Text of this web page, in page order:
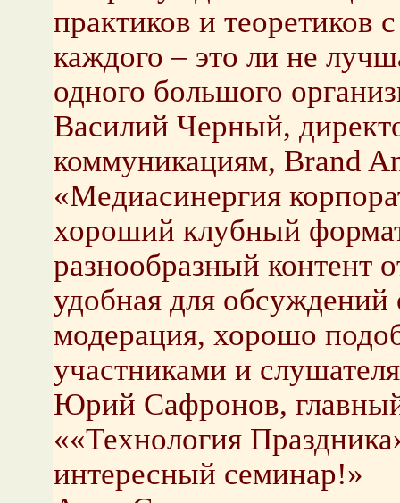
практиков и теоретиков
каждого – это ли не
одного большого
Василий Черный,
коммуникациям, Brand
«Медиасинергия
хороший клубный
разнообразный контент
удобная для
модерация, хорошо
участниками и
Юрий Сафронов,
««Технология
интересный семинар!»